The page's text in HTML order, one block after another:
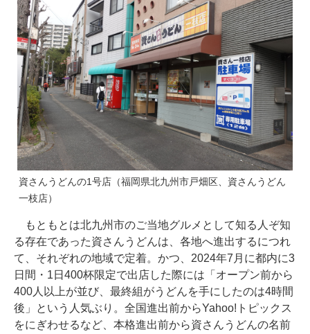
資さんうどんの1号店（福岡県北九州市戸畑区、資さんうどん
一枝店）
もともとは北九州市のご当地グルメとして知る人ぞ知
る存在であった資さんうどんは、各地へ進出するにつれ
て、それぞれの地域で定着。かつ、2024年7月に都内に3
日間・1日400杯限定で出店した際には「オープン前から
400人以上が並び、最終組がうどんを手にしたのは4時間
後」という人気ぶり。全国進出前からYahoo!トピックス
をにぎわせるなど、本格進出前から資さんうどんの名前